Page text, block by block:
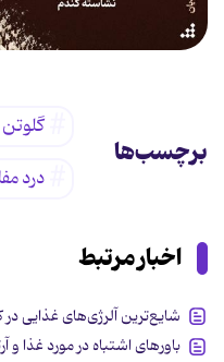
برچسب‌ها
گلوتن
درد
اخبار مرتبط
شایع‌ترین آلرژی‌های غذایی در
باورهای اشتباه در مورد غذا و